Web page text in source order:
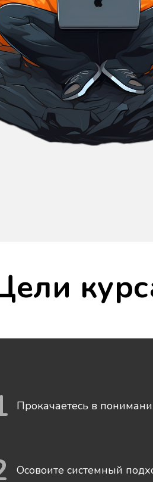
Прокачаетесь в
Осовоите системный